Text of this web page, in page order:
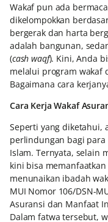
Wakaf pun ada
dikelompokkan
bergerak dan harta
adalah bangunan,
(cash waqf). Kini, Anda
melalui program wakaf
Bagaimana cara
Cara Kerja Wakaf
Seperti yang diketahui,
perlindungan bagi
Islam. Ternyata, selain
kini bisa
menunaikan ibadah
MUI Nomor 106/DSN-
Asuransi dan Manfaat
Dalam fatwa tersebut,